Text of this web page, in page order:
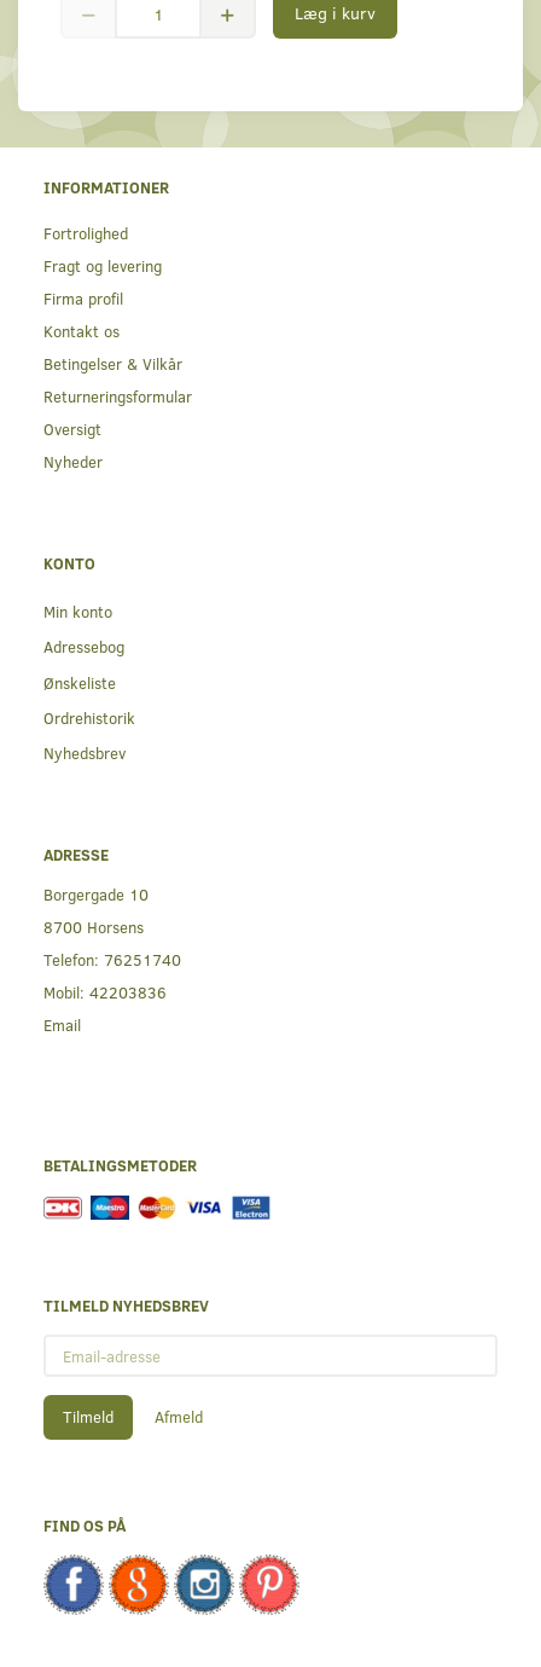
Læg i kurv
INFORMATIONER
Fortrolighed
Fragt og levering
Firma profil
Kontakt os
Betingelser & Vilkår
Returneringsformular
Oversigt
Nyheder
KONTO
Min konto
Adressebog
Ønskeliste
Ordrehistorik
Nyhedsbrev
ADRESSE
Borgergade 10
8700 Horsens
Telefon: 76251740
Mobil: 42203836
Email
BETALINGSMETODER
TILMELD NYHEDSBREV
adresse
Tilmeld Afmeld
FIND OS PÅ